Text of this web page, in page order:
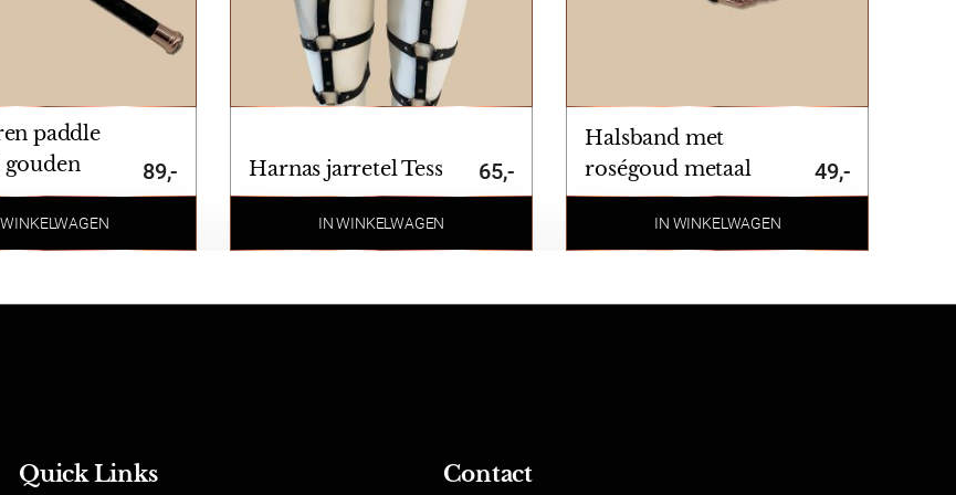
of geretourneerd worden. Indien u een product wenst te ruilen of retourneren maakt
kunnen producten waarvan het zegel verbroken is niet geretourneerd worden. Dit
worden.
paddle
gouden
89,- Harnas jarretel Tess 65,-
IN WINKELWAGEN
Halsband met
roségoud metaal
49,-
IN WINKELWAGEN
Quick Links Contact